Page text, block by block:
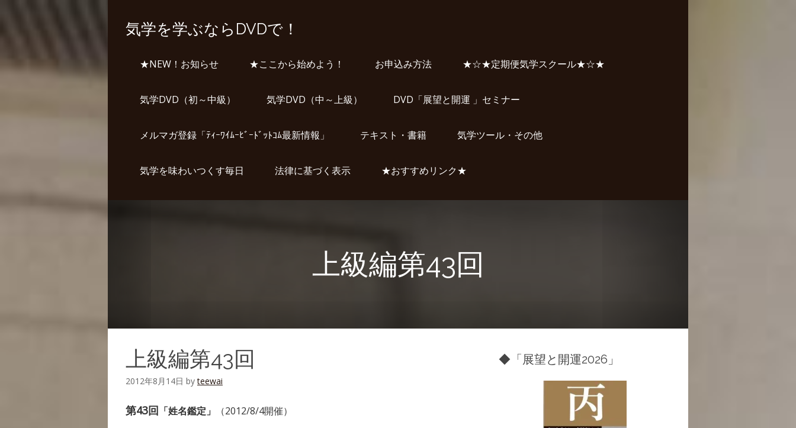
気学を学ぶならDVDで！
★NEW！お知らせ ★ここから始めよう！ お申込み方法 ★☆★定期便気学スクール★☆★
気学DVD（初～中級） 気学DVD（中～上級） DVD「展望と開運 」セミナー
メルマガ登録「ﾃｨｰﾜｲﾑｰﾋﾞｰﾄﾞｯﾄｺﾑ最新情報」 テキスト・書籍 気学ツール・その他
気学を味わいつくす毎日 法律に基づく表示 ★おすすめリンク★
上級編第43回
上級編第43回
2012年8月14日 byteewai
第43回 「姓名鑑定」 （2012/8/4開催）
◆「展望と開運2026」